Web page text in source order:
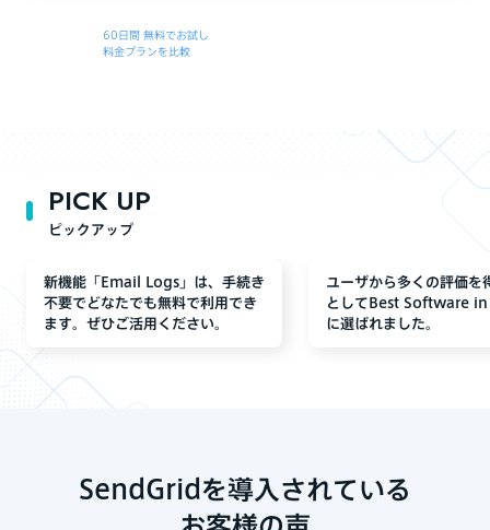
60日間 無料でお試し
料金プランを比較
PICK UP
ピックアップ
新機能「Email Logs」は、手続き
不要でどなたでも無料で利用でき
ます。ぜひご活用ください。
ユーザから多くの評価を
としてBest Software
に選ばれました。
SendGridを導入されている